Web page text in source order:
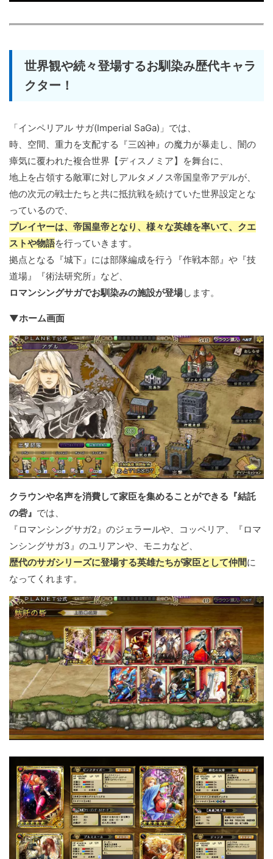
世界観や続々登場するお馴染み歴代キャラ
クター！
「インペリアル サガ(Imperial SaGa)」では、
時、空間、重力を支配する『三凶神』の魔力が暴走し、闇の
瘴気に覆われた複合世界【ディスノミア】を舞台に、
地上を占領する敵軍に対しアルタメノス帝国皇帝アデルが、
他の次元の戦士たちと共に抵抗戦を続けていた世界設定とな
っているので、
プレイヤーは、帝国皇帝となり、様々な英雄を率いて、クエ
ストや物語を行っていきます。
拠点となる『城下』には部隊編成を行う『作戦本部』や『技
道場』『術法研究所』など、
ロマンシングサガでお馴染みの施設が登場します。
▼ホーム画面
クラウンや名声を消費して家臣を集めることができる『結託
の砦』 では、
『ロマンシングサガ2』のジェラールや、コッペリア、『ロマ
ンシングサガ3』のユリアンや、モニカなど、
歴代のサガシリーズに登場する英雄たちが家臣として仲間に
なってくれます。